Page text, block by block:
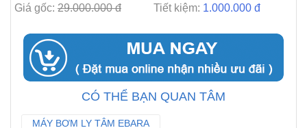
Giá gốc: 29.000.000 đ Tiết kiệm: 1.000.000 đ
CÓ THỂ BẠN QUAN TÂM
MÁY BƠM LY TÂM EBARA